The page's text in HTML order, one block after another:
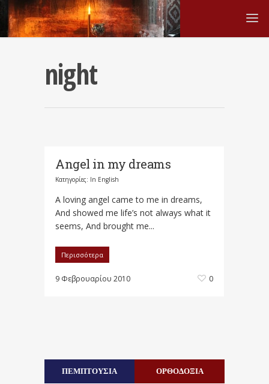
night
Angel in my dreams
Κατηγορίες: In English
A loving angel came to me in dreams,
And showed me life’s not always what it
seems, And brought me...
Περισσότερα
9 Φεβρουαρίου 2010 0
ΠΕΜΠΤΟΥΣΙΑ ΟΡΘΟΔΟΞΙΑ